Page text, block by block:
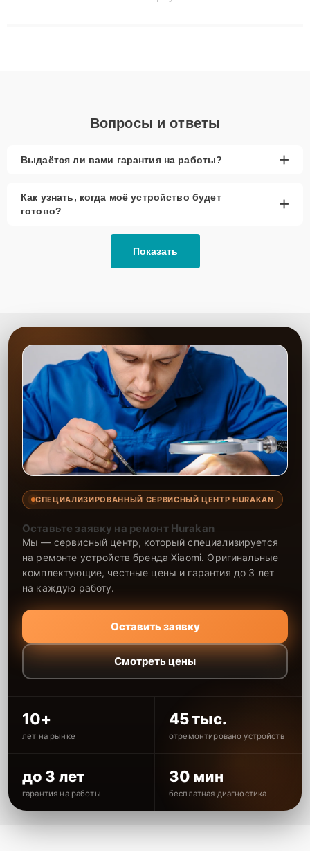
Вопросы и ответы
Выдаётся ли вами гарантия на работы? +
Как узнать, когда моё устройство будет
готово?
+
Показать
СПЕЦИАЛИЗИРОВАННЫЙ СЕРВИСНЫЙ ЦЕНТР HURAKAN
Оставьте заявку на ремонт Hurakan
Мы — сервисный центр, который специализируется
на ремонте устройств бренда Xiaomi. Оригинальные
комплектующие, честные цены и гарантия до 3 лет
на каждую работу.
Оставить заявку
Смотреть цены
10+
лет на рынке
45 тыс.
отремонтировано устройств
до 3 лет
гарантия на работы
30 мин
бесплатная диагностика